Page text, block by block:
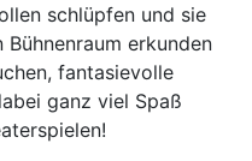
schlüpfen und sie
erkunden
fantasievolle
ganz viel Spaß